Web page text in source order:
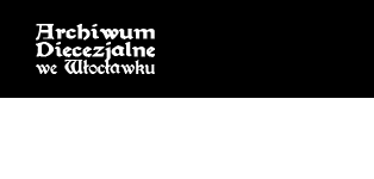
Skip
content